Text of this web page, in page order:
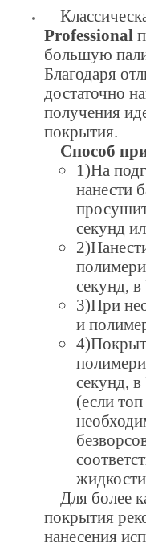
Professional
большую
Благодаря
достаточно
получения
покрытия.
Способ
1)На
нанести
секунд
секунд,
3)При
и
секунд,
(если
Для более
покрытия
нанесения